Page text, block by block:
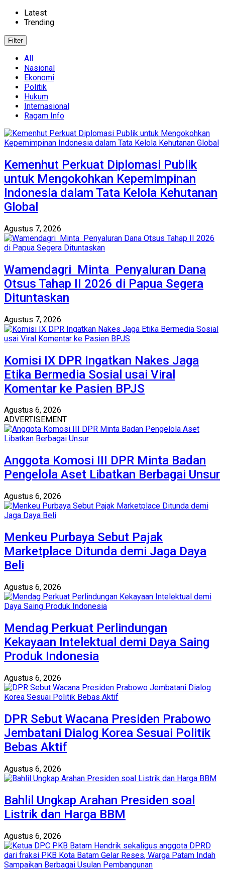
Latest
Trending
Filter
All
Nasional
Ekonomi
Politik
Hukum
Internasional
Ragam Info
Kemenhut Perkuat Diplomasi Publik
untuk Mengokohkan Kepemimpinan
Indonesia dalam Tata Kelola Kehutanan
Global
Agustus 7, 2026
Wamendagri Minta Penyaluran Dana
Otsus Tahap II 2026 di Papua Segera
Dituntaskan
Agustus 7, 2026
Komisi IX DPR Ingatkan Nakes Jaga
Etika Bermedia Sosial usai Viral
Komentar ke Pasien BPJS
Agustus 6, 2026
ADVERTISEMENT
Anggota Komosi III DPR Minta Badan
Pengelola Aset Libatkan Berbagai Unsur
Agustus 6, 2026
Menkeu Purbaya Sebut Pajak
Marketplace Ditunda demi Jaga Daya
Beli
Agustus 6, 2026
Mendag Perkuat Perlindungan
Kekayaan Intelektual demi Daya Saing
Produk Indonesia
Agustus 6, 2026
DPR Sebut Wacana Presiden Prabowo
Jembatani Dialog Korea Sesuai Politik
Bebas Aktif
Agustus 6, 2026
Bahlil Ungkap Arahan Presiden soal
Listrik dan Harga BBM
Agustus 6, 2026